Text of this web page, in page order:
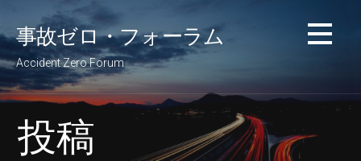
ン
ツ
事故ゼロ・フォーラム
Accident Zero Forum
投稿